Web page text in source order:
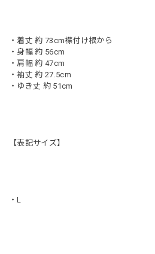
・着丈 約 73cm襟付け根から
・身幅 約 56cm
・肩幅 約 47cm
・袖丈 約 27.5cm
・ゆき丈 約 51cm
【表記サイズ】
・L